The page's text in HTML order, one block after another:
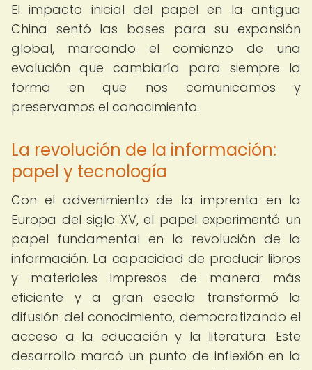
El impacto inicial del papel en la antigua
China sentó las bases para su expansión
global, marcando el comienzo de una
evolución que cambiaría para siempre la
forma en que nos comunicamos y
preservamos el conocimiento.
La revolución de la información:
papel y tecnología
Con el advenimiento de la imprenta en la
Europa del siglo XV, el papel experimentó un
papel fundamental en la revolución de la
información. La capacidad de producir libros
y materiales impresos de manera más
eficiente y a gran escala transformó la
difusión del conocimiento, democratizando el
acceso a la educación y la literatura. Este
desarrollo marcó un punto de inflexión en la